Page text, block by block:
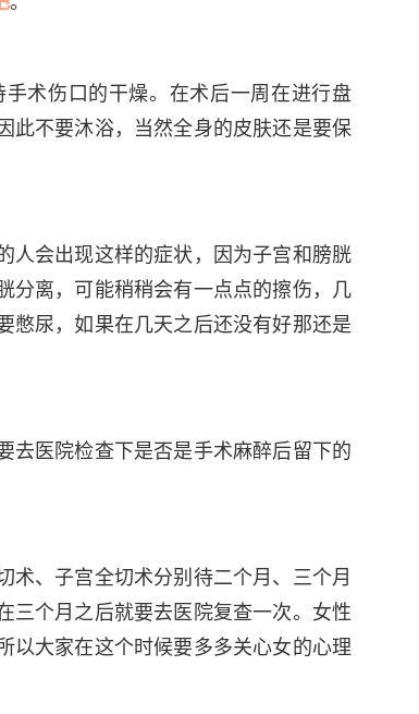
术伤口的干燥。在术后一周在进行盘
此不要沐浴，当然全身的皮肤还是要保
人会出现这样的症状，因为子宫和膀胱
分离，可能稍稍会有一点点的擦伤，几
憋尿，如果在几天之后还没有好那还是
去医院检查下是否是手术麻醉后留下的
术、子宫全切术分别待二个月、三个月
三个月之后就要去医院复查一次。女性
以大家在这个时候要多多关心女的心理
主任医师
预约
李世梅 科主任 副主
咨询